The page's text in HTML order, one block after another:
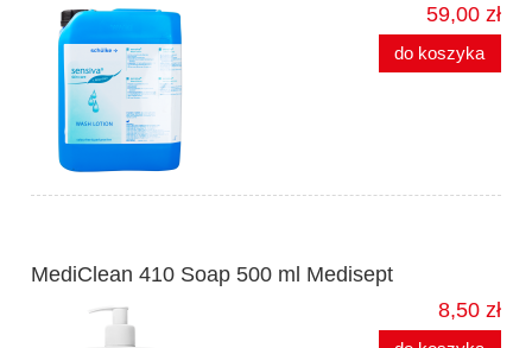
59,00 zł
do koszyka
MediClean 410 Soap 500 ml Medisept
8,50 zł